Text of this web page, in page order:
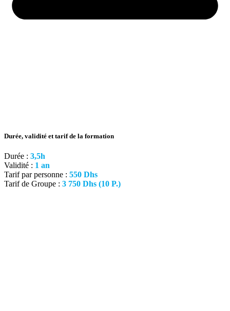
Durée, validité et tarif de la formation
Durée : 3,5h
Validité : 1 an
Tarif par personne : 550 Dhs
Tarif de Groupe : 3 750 Dhs (10 P.)